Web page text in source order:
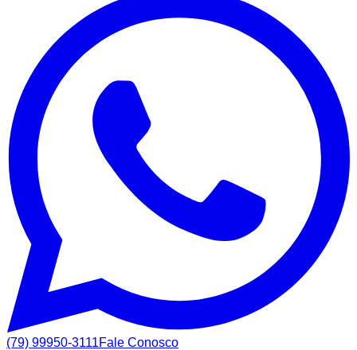
(79) 99950-3111Fale Conosco